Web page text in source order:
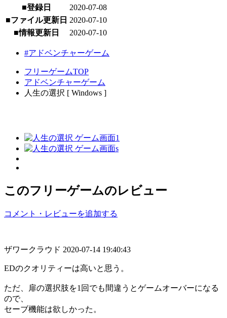
■登録日
2020-07-08
■ファイル更新日 2020-07-10
■情報更新日
2020-07-10
#アドベンチャーゲーム
フリーゲームTOP
アドベンチャーゲーム
人生の選択 [ Windows ]
このフリーゲームのレビュー
コメント・レビューを追加する
ザワークラウド 2020-07-14 19:40:43
EDのクオリティーは高いと思う。
ただ、扉の選択肢を1回でも間違うとゲームオーバーになる
ので、
セーブ機能は欲しかった。